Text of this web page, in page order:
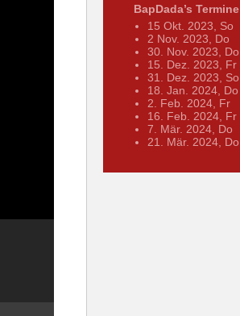
BapDada’s Termine
15 Okt. 2023, So
2 Nov. 2023, Do
30. Nov. 2023, Do
15. Dez. 2023, Fr
31. Dez. 2023, So
18. Jan. 2024, Do
2. Feb. 2024, Fr
16. Feb. 2024, Fr
7. Mär. 2024, Do
21. Mär. 2024, Do